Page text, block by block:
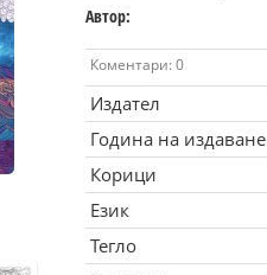
Автор:
Коментари: 0
Издател
Година на издаване
Корици
Език
Тегло